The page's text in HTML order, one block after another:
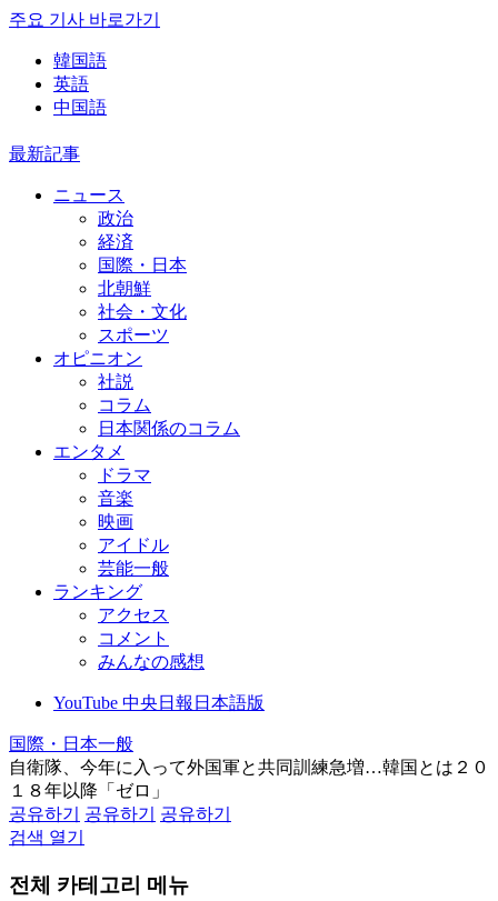
주요 기사 바로가기
韓国語
英語
中国語
最新記事
ニュース
政治
経済
国際・日本
北朝鮮
社会・文化
スポーツ
オピニオン
社説
コラム
日本関係のコラム
エンタメ
ドラマ
音楽
映画
アイドル
芸能一般
ランキング
アクセス
コメント
みんなの感想
YouTube 中央日報日本語版
国際・日本一般
自衛隊、今年に入って外国軍と共同訓練急増…韓国とは２０
１８年以降「ゼロ」
공유하기
공유하기
공유하기
검색 열기
전체 카테고리 메뉴